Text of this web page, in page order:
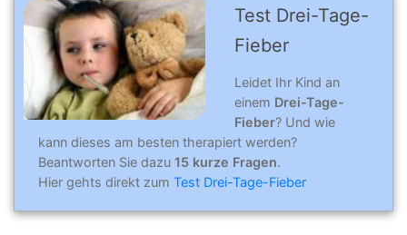
Test Drei-Tage-
Fieber
Leidet Ihr Kind an
einem Drei-Tage-
Fieber? Und wie
kann dieses am besten therapiert werden?
Beantworten Sie dazu 15 kurze Fragen.
Hier gehts direkt zum Test Drei-Tage-Fieber